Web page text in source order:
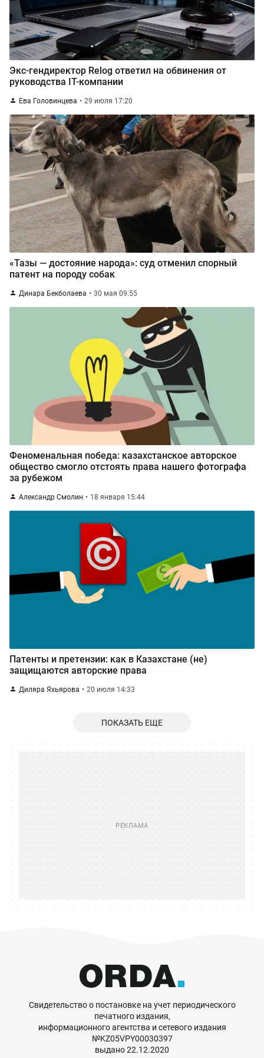
Экс-гендиректор Relog ответил на обвинения от
руководства IT-компании
Ева Головинцева 29 июля 17:20
«Тазы — достояние народа»: суд отменил спорный
патент на породу собак
Динара Бекболаева 30 мая 09:55
Феноменальная победа: казахстанское авторское
общество смогло отстоять права нашего фотографа
за рубежом
Александр Смолин 18 января 15:44
Патенты и претензии: как в Казахстане (не)
защищаются авторские права
Диляра Яхьярова 20 июля 14:33
ПОКАЗАТЬ ЕЩЕ
Свидетельство о постановке на учет периодического
печатного издания,
информационного агентства и сетевого издания
№KZ05VPY00030397
выдано 22.12.2020